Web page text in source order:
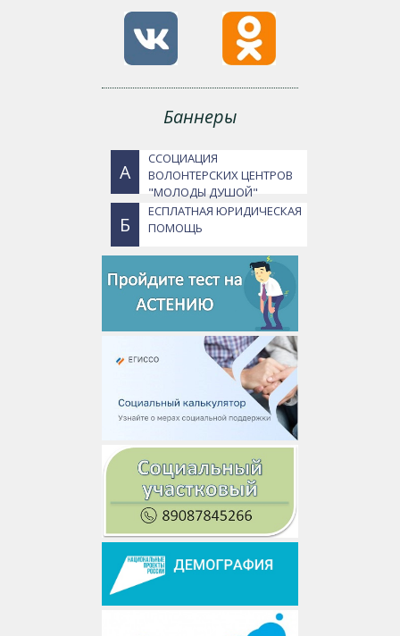
Баннеры
А
ССОЦИАЦИЯ
ВОЛОНТЕРСКИХ ЦЕНТРОВ
"МОЛОДЫ ДУШОЙ"
Б
ЕСПЛАТНАЯ ЮРИДИЧЕСКАЯ
ПОМОЩЬ